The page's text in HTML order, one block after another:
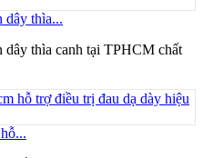
dây thìa...
dây thìa canh tại TPHCM chất